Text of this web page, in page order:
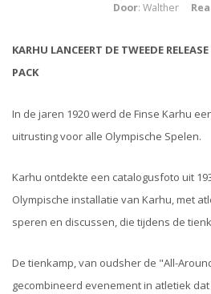
Door: Walther
KARHU LANCEERT DE TWEEDE
PACK
In de jaren 1920 werd de Finse Karhu
uitrusting voor alle Olympische Spelen.
Karhu ontdekte een catalogusfoto uit
Olympische installatie van Karhu, met
speren en discussen, die tijdens de
De tienkamp, ​​van oudsher de "All-
gecombineerd evenement in atletiek